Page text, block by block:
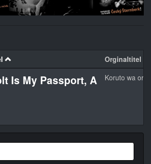
Orginaltitel
Is My Passport, A Koruto wa ore